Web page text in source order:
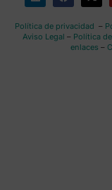
Política de privacidad –
Aviso Legal – Política
enlaces –